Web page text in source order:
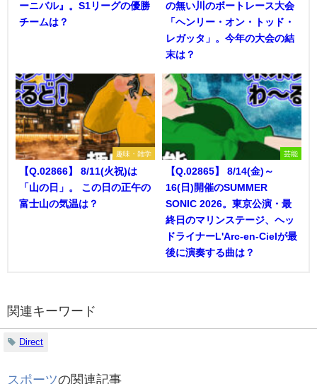
ーニバル』。S1リーグの優勝
チームは？
の無い川のボートレース大会
「ヘンリー・オン・トッド・
レガッタ」。今年の大会の結
末は？
趣味・雑学
【Q.02866】 8/11(火祝)は
「山の日」。 この日の正午の
富士山の気温は？
芸能
【Q.02865】 8/14(金)～
16(日)開催のSUMMER
SONIC 2026。東京公演・最
終日のマリンステージ、ヘッ
ドライナーL'Arc-en-Cielが最
後に演奏する曲は？
関連キーワード
Direct
スポーツの関連記事